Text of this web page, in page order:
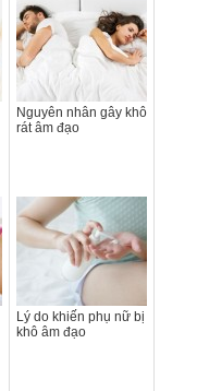
Nguyên nhân gây khô
rát âm đạo
Lý do khiến phụ nữ bị
khô âm đạo